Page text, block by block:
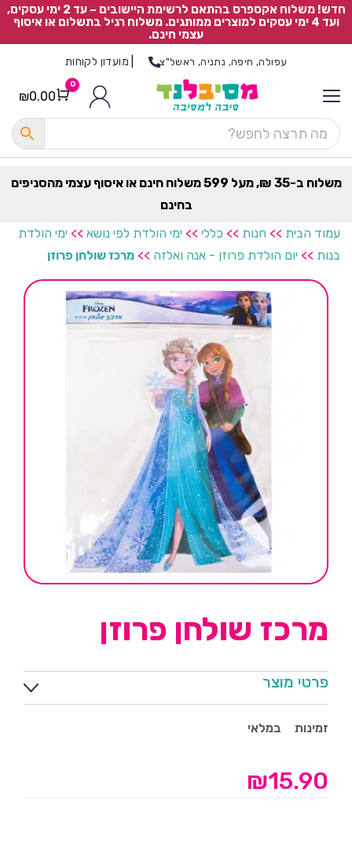
חדש! משלוח אקספרס בהתאם לרשימת היישובים – עד 2 ימי עסקים,
ועד 4 ימי עסקים למוצרים ממותגים. משלוח רגיל בתשלום או איסוף
עצמי חינם.
עפולה, חיפה, נתניה, ראשל"צ מועדון לקוחות
Cart
0
₪0.00
משלוח ב-35 ₪, מעל 599 משלוח חינם או איסוף עצמי מהסניפים
בחינם
עמוד הבית >> חנות >> כללי >> ימי הולדת לפי נושא >> ימי הולדת
בנות >> יום הולדת פרוזן - אנה ואלזה >> מרכז שולחן פרוזן
מרכז שולחן פרוזן
פרטי מוצר
זמינות במלאי
₪15.90